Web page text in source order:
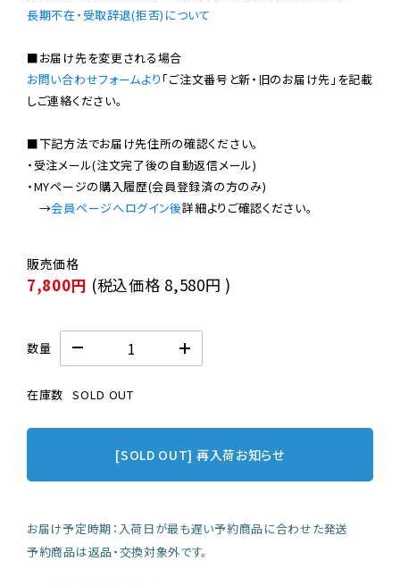
長期不在・受取辞退(拒否)について
お問い合わせフォームより 「ご注文番号と新・旧のお届け先」を記載
しご連絡ください。
■下記方法でお届け先住所の確認ください。
・受注メール(注文完了後の自動返信メール)
・MYページの購入履歴(会員登録済の方のみ)
→会員ページへログイン後
7,800円 (税込価格 8,580円 )
数量
在庫数 SOLD OUT
[SOLD OUT] 再入荷お知らせ
お届け予定時期：入荷日が最も遅い予約商品に合わせた発送
予約商品は返品・交換対象外です。